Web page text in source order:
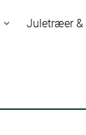
Juletræer &